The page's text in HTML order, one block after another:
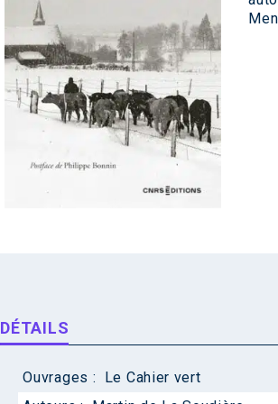
DÉTAILS
Ouvrages :
Le Cahier vert